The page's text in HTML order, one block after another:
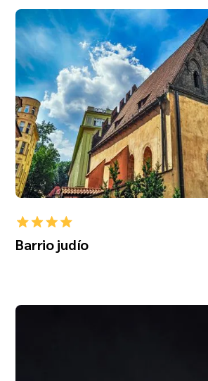
Barrio judío